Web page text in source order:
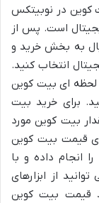
کوین در نوبیتکس
است. پس از
به بخش خرید و
انتخاب کنید.
ای بیت کوین
برای خرید بیت
بیت کوین مورد
قیمت بیت کوین
انجام داده و با
از ابزارهای
قیمت بیت کوین